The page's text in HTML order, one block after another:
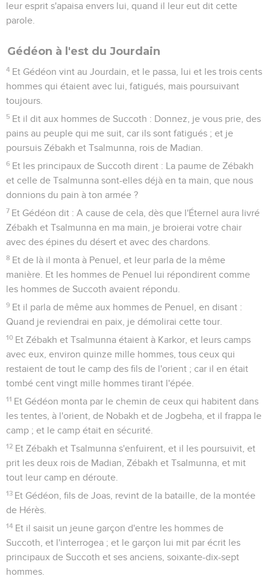
leur esprit s'apaisa envers lui, quand il leur eut dit cette
parole.
Gédéon à l'est du Jourdain
4 Et Gédéon vint au Jourdain, et le passa, lui et les trois cents
hommes qui étaient avec lui, fatigués, mais poursuivant
toujours.
5 Et il dit aux hommes de Succoth : Donnez, je vous prie, des
pains au peuple qui me suit, car ils sont fatigués ; et je
poursuis Zébakh et Tsalmunna, rois de Madian.
6 Et les principaux de Succoth dirent : La paume de Zébakh
et celle de Tsalmunna sont-elles déjà en ta main, que nous
donnions du pain à ton armée ?
7 Et Gédéon dit : A cause de cela, dès que l'Éternel aura livré
Zébakh et Tsalmunna en ma main, je broierai votre chair
avec des épines du désert et avec des chardons.
8 Et de là il monta à Penuel, et leur parla de la même
manière. Et les hommes de Penuel lui répondirent comme
les hommes de Succoth avaient répondu.
9 Et il parla de même aux hommes de Penuel, en disant :
Quand je reviendrai en paix, je démolirai cette tour.
10 Et Zébakh et Tsalmunna étaient à Karkor, et leurs camps
avec eux, environ quinze mille hommes, tous ceux qui
restaient de tout le camp des fils de l'orient ; car il en était
tombé cent vingt mille hommes tirant l'épée.
11 Et Gédéon monta par le chemin de ceux qui habitent dans
les tentes, à l'orient, de Nobakh et de Jogbeha, et il frappa le
camp ; et le camp était en sécurité.
12 Et Zébakh et Tsalmunna s'enfuirent, et il les poursuivit, et
prit les deux rois de Madian, Zébakh et Tsalmunna, et mit
tout leur camp en déroute.
13 Et Gédéon, fils de Joas, revint de la bataille, de la montée
de Hérès.
14 Et il saisit un jeune garçon d'entre les hommes de
Succoth, et l'interrogea ; et le garçon lui mit par écrit les
principaux de Succoth et ses anciens, soixante-dix-sept
hommes.